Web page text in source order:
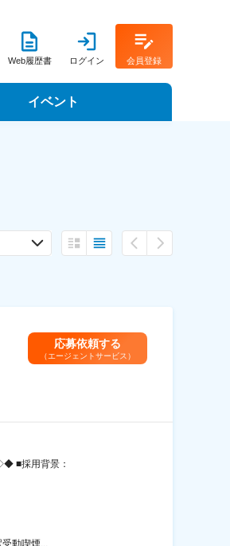
Web履歴書 ログイン 会員登録
イベント
応募依頼する
（エージェントサービス）
■採用背景：
動喫煙...